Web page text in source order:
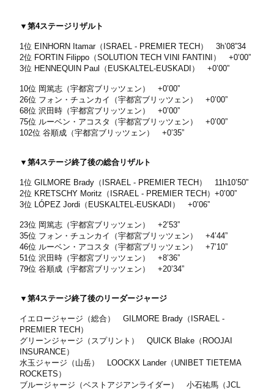
▼第4ステージリザルト
1位 EINHORN Itamar（ISRAEL - PREMIER TECH） 3h’08”34
2位 FORTIN Filippo（SOLUTION TECH VINI FANTINI） +0’00”
3位 HENNEQUIN Paul（EUSKALTEL-EUSKADI） +0’00”
10位 岡篤志（宇都宮ブリッツェン） +0’00”
26位 フォン・チュンカイ（宇都宮ブリッツェン） +0’00”
68位 沢田時（宇都宮ブリッツェン） +0’00”
75位 ルーベン・アコスタ（宇都宮ブリッツェン） +0’00”
102位 谷順成（宇都宮ブリッツェン） +0’35”
▼第4ステージ終了後の総合リザルト
1位 GILMORE Brady（ISRAEL - PREMIER TECH） 11h10’50”
2位 KRETSCHY Moritz（ISRAEL - PREMIER TECH）+0’00”
3位 LÓPEZ Jordi（EUSKALTEL-EUSKADI） +0’06”
23位 岡篤志（宇都宮ブリッツェン） +2’53”
35位 フォン・チュンカイ（宇都宮ブリッツェン） +4’44”
46位 ルーベン・アコスタ（宇都宮ブリッツェン） +7’10”
51位 沢田時（宇都宮ブリッツェン） +8’36”
79位 谷順成（宇都宮ブリッツェン） +20’34”
▼第4ステージ終了後のリーダージャージ
イエロージャージ（総合） GILMORE Brady（ISRAEL -
PREMIER TECH）
グリーンジャージ（スプリント） QUICK Blake（ROOJAI
INSURANCE）
水玉ジャージ（山岳） LOOCKX Lander（UNIBET TIETEMA
ROCKETS）
ブルージャージ（ベストアジアンライダー） 小石祐馬（JCL